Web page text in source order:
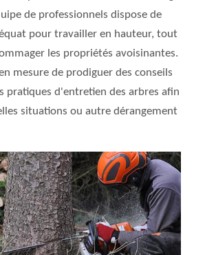
de professionnels dispose de
pour travailler en hauteur, tout
les propriétés avoisinantes.
mesure de prodiguer des conseils
pratiques d'entretien des arbres afin
situations ou autre dérangement